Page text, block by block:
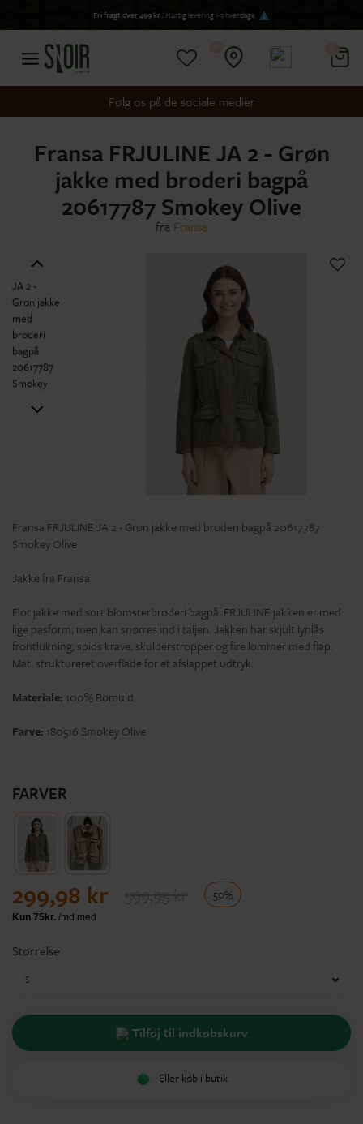
Fri fragt over 499 kr/ Hurtig levering 1-3 hverdage
Følg os på de sociale medier
Fransa FRJULINE JA 2 - Grøn
jakke med broderi bagpå
20617787 Smokey Olive
fra Fransa
Fransa FRJULINE JA 2 - Grøn jakke med broderi bagpå 20617787
Smokey Olive
Jakke fra Fransa
Flot jakke med sort blomsterbroderi bagpå. FRJULINE jakken er med
lige pasform, men kan snørres ind i taljen. Jakken har skjult lynlås
frontlukning, spids krave, skulderstropper og fire lommer med flap.
Mat, struktureret overflade for et afslappet udtryk.
Materiale: 100% Bomuld
Farve: 180516 Smokey Olive
FARVER
299,98 kr 50%
Størrelse
S
Tilføj til indkøbskurv
Eller køb i butik